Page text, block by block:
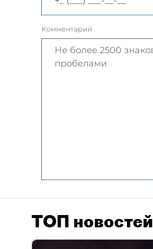
Комментарий
ТОП новостей